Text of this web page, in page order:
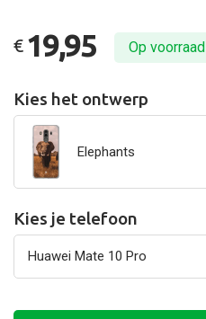
€ 19,95 Op voorraad
Kies het ontwerp
Elephants
Kies je telefoon